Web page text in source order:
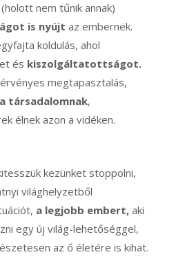
nem tűnik annak)
is nyújt az embernek.
koldulás, ahol
és kiszolgáltatottságot.
megtapasztalás,
társadalomnak,
élnek azon a vidéken.
kezünket stoppolni,
világhelyzetből
a legjobb embert, aki
egy új világ-lehetőséggel,
az ő életére is kihat.